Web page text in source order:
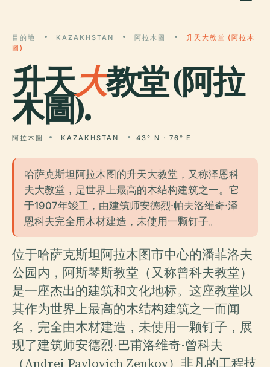
目的地 KAZAKHSTAN 阿拉木圖
升天大教堂 (阿拉木
圖)
升天大教堂 (阿拉
木圖).
阿拉木圖 KAZAKHSTAN 43° N · 76° E
哈萨克斯坦阿拉木图的升天大教堂，又称泽恩科
夫大教堂，是世界上最高的木结构建筑之一。它
于1907年竣工，由建筑师安德烈·帕夫洛维奇·泽
恩科夫完全用木材建造，未使用一颗钉子。
位于哈萨克斯坦阿拉木图市中心的潘菲洛夫
公园内，阿斯琴斯教堂（又称曾科夫教堂）
是一座杰出的建筑和文化地标。这座教堂以
其作为世界上最高的木结构建筑之一而闻
名，完全由木材建造，未使用一颗钉子，展
现了建筑师安德烈·巴甫洛维奇·曾科夫
（Andrei Pavlovich Zenkov）非凡的工程技